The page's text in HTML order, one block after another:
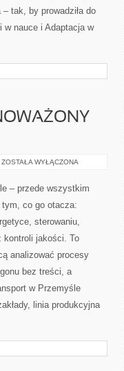
tak, by prowadziła do
w nauce i Adaptacja w
OCHRONA
ZRÓWNOWAŻONY
ROZWÓJ
ZOSTAŁA WYŁĄCZONA
– przede wszystkim
co go otacza:
sterowaniu,
kontroli jakości. To
analizować procesy
bez treści, a
w Przemyśle
linia produkcyjna